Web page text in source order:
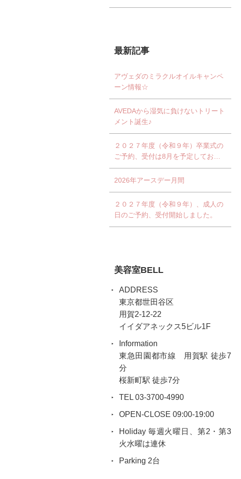
最新記事
アヴェダのミラクルオイルキャンペ
ーン情報☆
AVEDAから湿気に負けないトリート
メント誕生♪
２０２７年度（令和９年）卒業式の
ご予約、受付は8月を予定しており
ます。
2026年アースデー月間
２０２７年度（令和９年）、成人の
日のご予約、受付開始しました。
美容室BELL
ADDRESS
東京都世田谷区
用賀2-12-22
イイダアネックス5ビル1F
Information
東急田園都市線 用賀駅 徒歩7
分
桜新町駅 徒歩7分
TEL 03-3700-4990
OPEN-CLOSE 09:00-19:00
Holiday 毎週火曜日、第2・第3
火水曜は連休
Parking 2台